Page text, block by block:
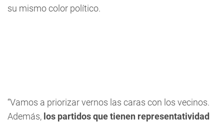
su mismo color político.
“Vamos a priorizar vernos las caras con los vecinos.
Además, los partidos que tienen representatividad